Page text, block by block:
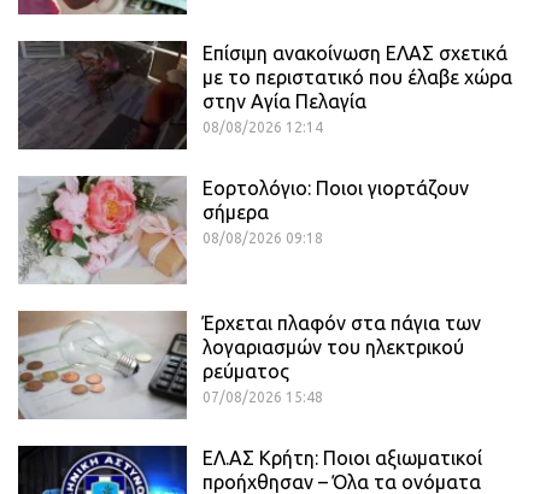
Επίσιμη ανακοίνωση ΕΛΑΣ σχετικά
με το περιστατικό που έλαβε χώρα
στην Αγία Πελαγία
08/08/2026 12:14
Εορτολόγιο: Ποιοι γιορτάζουν
σήμερα
08/08/2026 09:18
Έρχεται πλαφόν στα πάγια των
λογαριασμών του ηλεκτρικού
ρεύματος
07/08/2026 15:48
ΕΛ.ΑΣ Κρήτη: Ποιοι αξιωματικοί
προήχθησαν – Όλα τα ονόματα